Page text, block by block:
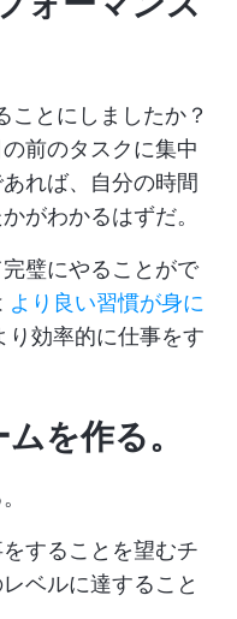
ことにしましたか？
前のタスクに集中
れば、自分の時間
がわかるはずだ。
璧にやることがで
より良い習慣が身に
り効率的に仕事をす
を作る。
することを望むチ
ベルに達すること